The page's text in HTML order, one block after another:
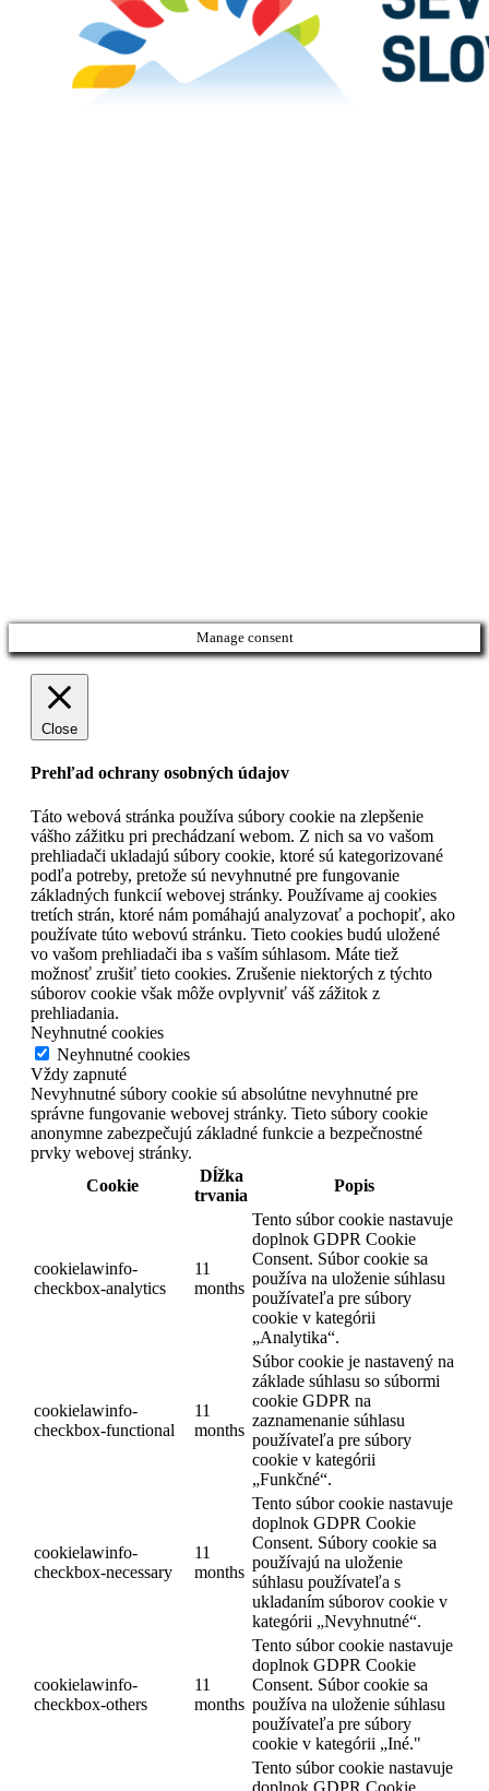
Manage consent
Close
Prehľad ochrany osobných údajov
Táto webová stránka používa súbory cookie na zlepšenie
vášho zážitku pri prechádzaní webom. Z nich sa vo vašom
prehliadači ukladajú súbory cookie, ktoré sú kategorizované
podľa potreby, pretože sú nevyhnutné pre fungovanie
základných funkcií webovej stránky. Používame aj cookies
tretích strán, ktoré nám pomáhajú analyzovať a pochopiť, ako
používate túto webovú stránku. Tieto cookies budú uložené
vo vašom prehliadači iba s vaším súhlasom. Máte tiež
možnosť zrušiť tieto cookies. Zrušenie niektorých z týchto
súborov cookie však môže ovplyvniť váš zážitok z
prehliadania.
Neyhnutné cookies
Neyhnutné cookies
Vždy zapnuté
Nevyhnutné súbory cookie sú absolútne nevyhnutné pre
správne fungovanie webovej stránky. Tieto súbory cookie
anonymne zabezpečujú základné funkcie a bezpečnostné
prvky webovej stránky.
Cookie
Dĺžka
trvania
Popis
cookielawinfo-
checkbox-analytics
11
months
Tento súbor cookie nastavuje
doplnok GDPR Cookie
Consent. Súbor cookie sa
používa na uloženie súhlasu
používateľa pre súbory
cookie v kategórii
„Analytika“.
cookielawinfo-
checkbox-functional
11
months
Súbor cookie je nastavený na
základe súhlasu so súbormi
cookie GDPR na
zaznamenanie súhlasu
používateľa pre súbory
cookie v kategórii
„Funkčné“.
cookielawinfo-
checkbox-necessary
11
months
Tento súbor cookie nastavuje
doplnok GDPR Cookie
Consent. Súbory cookie sa
používajú na uloženie
súhlasu používateľa s
ukladaním súborov cookie v
kategórii „Nevyhnutné“.
cookielawinfo-
checkbox-others
11
months
Tento súbor cookie nastavuje
doplnok GDPR Cookie
Consent. Súbor cookie sa
používa na uloženie súhlasu
používateľa pre súbory
cookie v kategórii „Iné."
Tento súbor cookie nastavuje
doplnok GDPR Cookie